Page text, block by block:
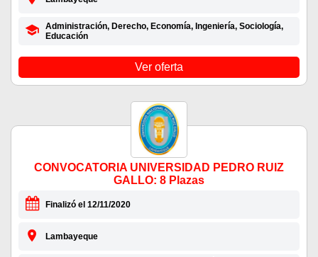
Administración, Derecho, Economía, Ingeniería, Sociología,
Educación
Ver oferta
CONVOCATORIA UNIVERSIDAD PEDRO RUIZ
GALLO: 8 Plazas
Finalizó el 12/11/2020
Lambayeque